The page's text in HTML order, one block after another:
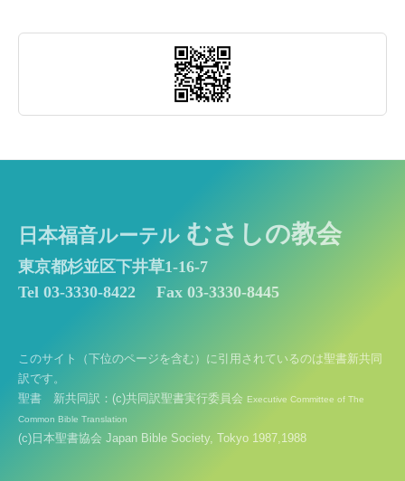
日本福音ルーテル むさしの教会
東京都杉並区下井草1-16-7
Tel 03-3330-8422
Fax 03-3330-8445
このサイト（下位のページを含む）に引用されているのは聖書新共同
訳です。
聖書 新共同訳：(c)共同訳聖書実行委員会 Executive Committee of The
Common Bible Translation
(c)日本聖書協会 Japan Bible Society, Tokyo 1987,1988